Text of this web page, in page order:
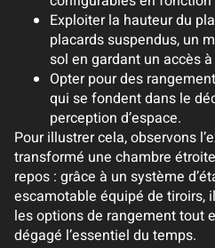
Exploiter la hauteur du
placards suspendus, un
sol en gardant un accès
Opter pour des
qui se fondent dans le
perception d’espace.
Pour illustrer cela, observons
transformé une chambre
repos : grâce à un système
escamotable équipé de tiroirs,
les options de rangement tout
dégagé l’essentiel du temps.